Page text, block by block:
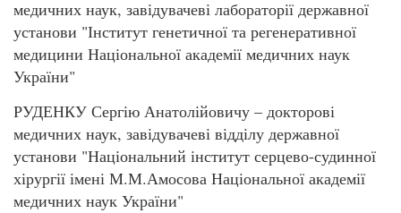
медичних наук, завідувачеві лабораторії державної
установи "Інститут генетичної та регенеративної
медицини Національної академії медичних наук
України"
РУДЕНКУ Сергію Анатолійовичу – докторові
медичних наук, завідувачеві відділу державної
установи "Національний інститут серцево-­судинної
хірургії імені М.М.Амосова Національної академії
медичних наук України"